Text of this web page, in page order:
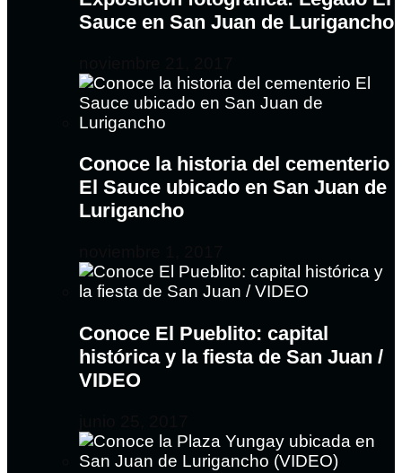
Sauce en San Juan de Lurigancho
Conoce la historia del cementerio
El Sauce ubicado en San Juan de
Lurigancho
Conoce El Pueblito: capital
histórica y la fiesta de San Juan /
VIDEO